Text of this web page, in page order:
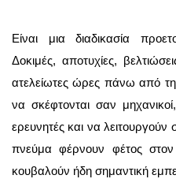
Είναι μια διαδικασία
Δοκιμές, αποτυχίες,
ατελείωτες ώρες πάνω από
να σκέφτονται σαν
ερευνητές και να
πνεύμα φέρνουν φέτος
κουβαλούν ήδη σημαντική